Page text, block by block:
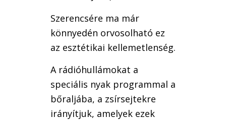
Szerencsére ma már
könnyedén orvosolható ez
az esztétikai kellemetlenség.
A rádióhullámokat a
speciális nyak programmal a
bőraljába, a zsírsejtekre
irányítjuk, amelyek ezek